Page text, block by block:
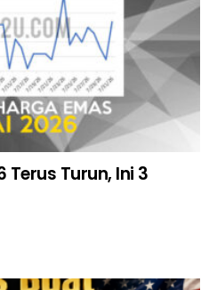
Terus Turun, Ini 3